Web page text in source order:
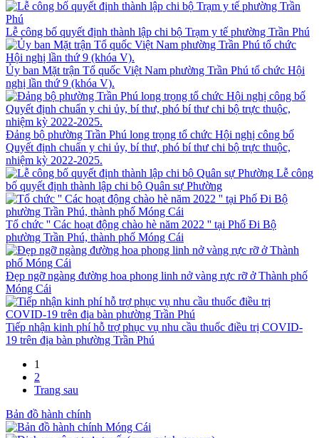
Lễ công bố quyết định thành lập chi bộ Trạm y tế phường Trần Phú
Ủy ban Mặt trận Tổ quốc Việt Nam phường Trần Phú tổ chức Hội
nghị lần thứ 9 (khóa V).
Đảng bộ phường Trần Phú long trọng tổ chức Hội nghị công bố
Quyết định chuẩn y chi ủy, bí thư, phó bí thư chi bộ trực thuộc,
nhiệm kỳ 2022-2025.
Lễ công
bố quyết định thành lập chi bộ Quân sự Phường
Tổ chức '' Các hoạt động chào hè năm 2022 '' tại Phố Đi Bộ
phường Trần Phú, thành phố Móng Cái
Đẹp ngỡ ngàng đường hoa phong linh nở vàng rực rỡ ở Thành phố
Móng Cái
Tiếp nhận kinh phí hỗ trợ phục vụ nhu cầu thuốc điều trị COVID-
19 trên địa bàn phường Trần Phú
1
2
Trang sau
Bản đồ hành chính